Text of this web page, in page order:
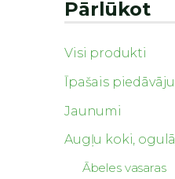
Pārlūkot
Visi produkti
Īpašais
Jaunumi
Augļu koki,
Ābeles vasaras